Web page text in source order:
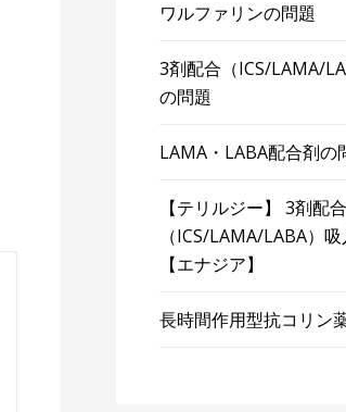
ワルファリンの問題
3剤配合（ICS/LAMA/
の問題
LAMA・LABA配合剤の
【テリルジー】 3剤配合
（ICS/LAMA/LABA）
【エナジア】
長時間作用型抗コリン